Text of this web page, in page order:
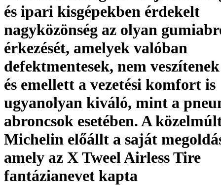
és ipari kisgépekben érdekelt
nagyközönség az olyan
érkezését, amelyek valóban
defektmentesek, nem
és emellett a vezetési komfort is
ugyanolyan kiváló, mint a
abroncsok esetében. A
Michelin előállt a saját
amely az X Tweel Airless Tire
fantázianevet kapta